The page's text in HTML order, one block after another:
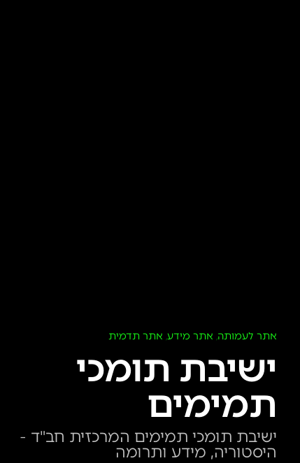
אתר לעמותה, אתר מידע, אתר תדמית
ישיבת תומכי
תמימים
ישיבת תומכי תמימים המרכזית חב"ד -
היסטוריה, מידע ותרומה